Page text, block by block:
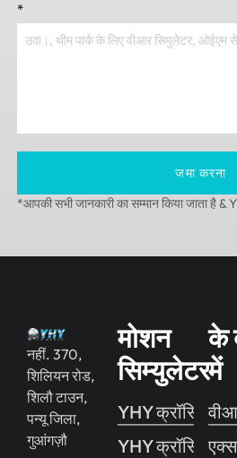
*
जमा करना
*आपकी सभी जानकारी का सम्मान किया जाता है &
नहीं. 370,
शिलियन रोड,
शिलौ टाउन,
पन्यू जिला,
गुआंगज़ौ
मोशन
सिम्युलेटर
YHY क्रॉसिंग 2
YHY क्रॉसिंग 1
के
में